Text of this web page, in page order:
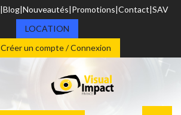
Blog Nouveautés Promotions Contact SAV
LOCATION
Créer un compte / Connexion